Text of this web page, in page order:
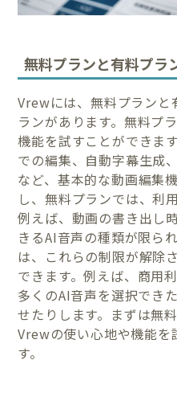
無料プランと有料プラ
Vrewには、無料プランと
ランがあります。無料プ
機能を試すことができま
での編集、自動字幕生成
など、基本的な動画編集
し、無料プランでは、利
例えば、動画の書き出し
きるAI音声の種類が限ら
は、これらの制限が解除
できます。例えば、商用
多くのAI音声を選択でき
せたりします。まずは無
Vrewの使い心地や機能を
す。